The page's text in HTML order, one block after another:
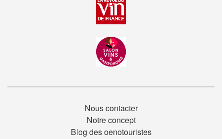
Nous contacter
Notre concept
Blog des oenotouristes